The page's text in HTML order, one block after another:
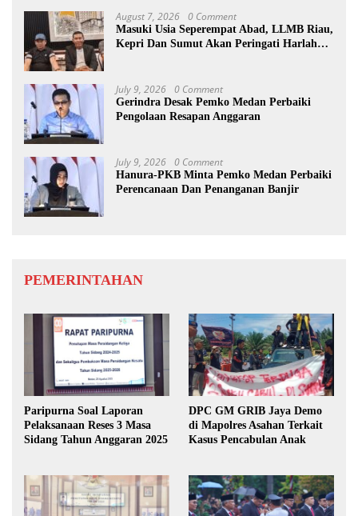
August 7, 2026 0 Comment
Masuki Usia Seperempat Abad, LLMB Riau,
Kepri Dan Sumut Akan Peringati Harlah
July 9, 2026 0 Comment
Gerindra Desak Pemko Medan Perbaiki
Pengolaan Resapan Anggaran
July 9, 2026 0 Comment
Hanura-PKB Minta Pemko Medan Perbaiki
Perencanaan Dan Penanganan Banjir
PEMERINTAHAN
Paripurna Soal Laporan
Pelaksanaan Reses 3 Masa
Sidang Tahun Anggaran 2025
DPC GM GRIB Jaya Demo
di Mapolres Asahan Terkait
Kasus Pencabulan Anak